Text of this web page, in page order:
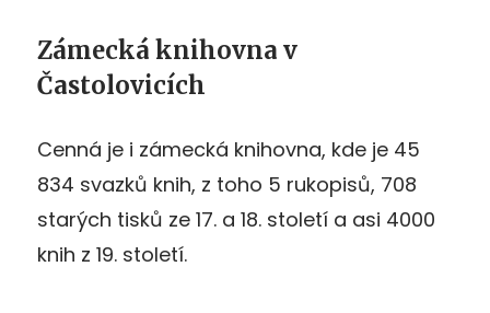
Zámecká knihovna v
Častolovicích
Cenná je i zámecká knihovna, kde je 45
834 svazků knih, z toho 5 rukopisů, 708
starých tisků ze 17. a 18. století a asi 4000
knih z 19. století.